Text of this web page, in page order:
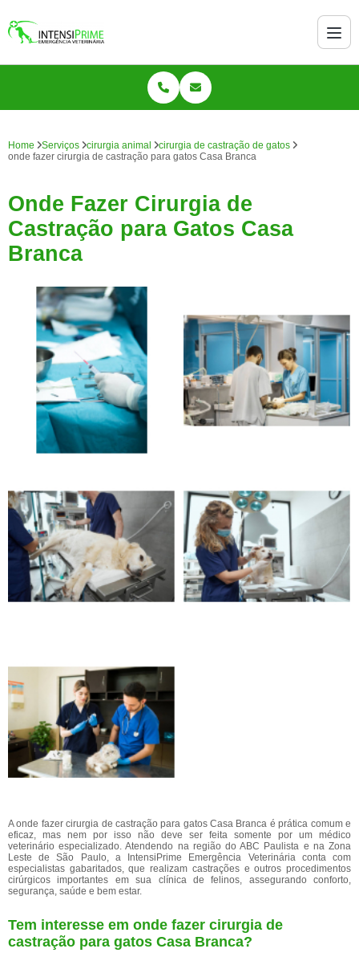
Home Serviços cirurgia animal
cirurgia de castração de gatos
onde fazer cirurgia de castração para gatos Casa Branca
Onde Fazer Cirurgia de
Castração para Gatos Casa
Branca
A onde fazer cirurgia de castração para gatos Casa Branca é prática comum e
eficaz, mas nem por isso não deve ser feita somente por um médico
veterinário especializado. Atendendo na região do ABC Paulista e na Zona
Leste de São Paulo, a IntensiPrime Emergência Veterinária conta com
especialistas gabaritados, que realizam castrações e outros procedimentos
cirúrgicos importantes em sua clínica de felinos, assegurando conforto,
segurança, saúde e bem estar.
Tem interesse em onde fazer cirurgia de
castração para gatos Casa Branca?